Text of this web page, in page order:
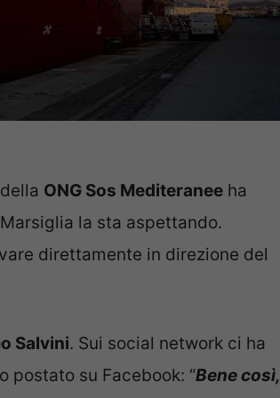
ONG Sos Mediteranee ha
la sta aspettando.
direttamente in direzione del
Salvini. Sui social network ci ha
postato su Facebook: “Bene così,